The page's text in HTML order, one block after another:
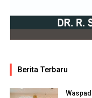
Berita Terbaru